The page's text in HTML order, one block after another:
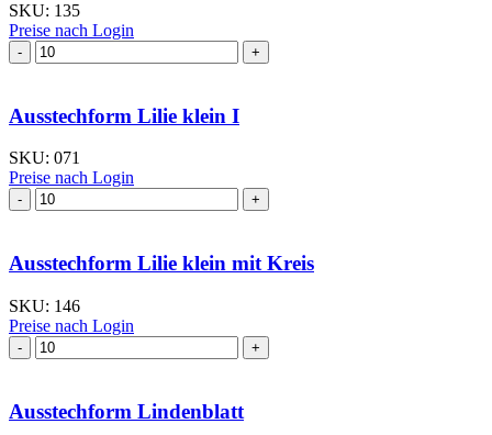
SKU: 135
Preise nach Login
Ausstechform Blume
mittel
Blume
Menge
Ausstechform Lilie klein I
SKU: 071
Preise nach Login
Ausstechform Lilie
klein
Menge
Ausstechform Lilie klein mit Kreis
SKU: 146
Preise nach Login
Ausstechform Lilie
klein
Kreis
Menge
Ausstechform Lindenblatt